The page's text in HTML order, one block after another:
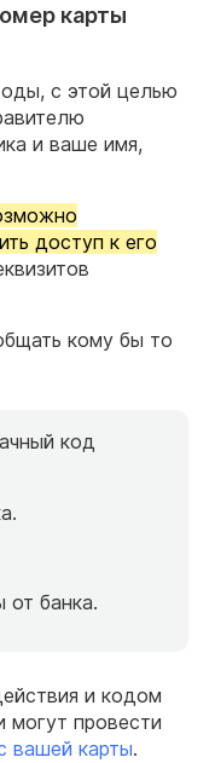
карты
с этой целью
и ваше имя,
доступ к его
кому бы то
код
банка.
и кодом
могут провести
вашей карты.